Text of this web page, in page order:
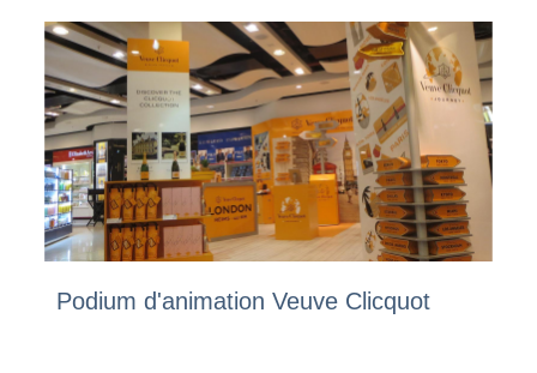
Podium d'animation Veuve Clicquot